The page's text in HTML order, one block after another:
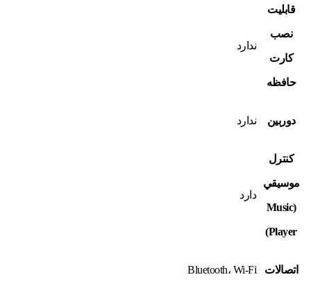
قابليت
نصب
کارت
حافظه
ندارد
دوربين ندارد
کنترل
موسيقي
(Music
Player)
دارد
اتصالات Bluetooth، Wi-Fi